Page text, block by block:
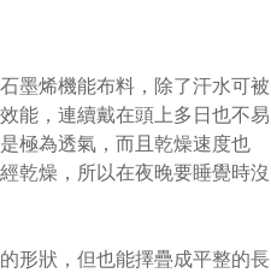
墨烯機能布料，除了汗水可被
能，連續戴在頭上多日也不易
極為透氣，而且乾燥速度也
乾燥，所以在夜晚要睡覺時沒
形狀，但也能擇疊成平整的長